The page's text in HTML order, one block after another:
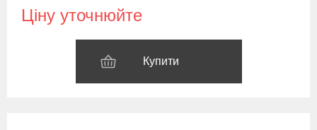
Ціну уточнюйте
Купити